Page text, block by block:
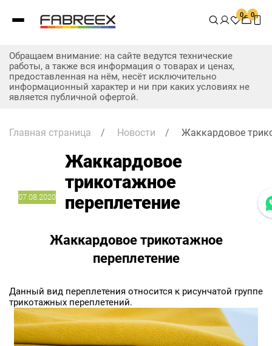
0 0
Обращаем внимание: на сайте ведутся технические
работы, а также вся информация о товарах и ценах,
предоставленная на нём, несёт исключительно
информационный характер и ни при каких условиях не
является публичной офертой.
Главная страница / Новости / Жаккардовое
07.08.2020
Жаккардовое
трикотажное
переплетение
Жаккардовое трикотажное
переплетение
Данный вид переплетения относится к рисунчатой группе
трикотажных переплетений.